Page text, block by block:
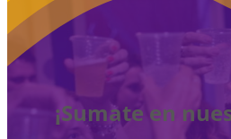
¡Sumate en